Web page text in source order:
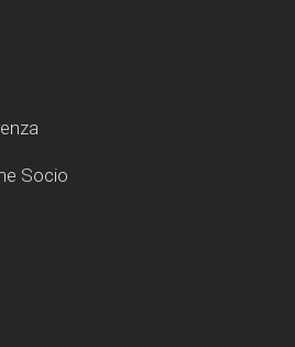
Socio